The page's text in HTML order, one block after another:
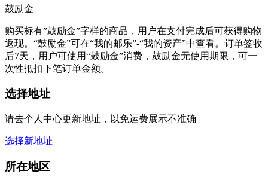
鼓励金
购买标有”鼓励金”字样的商品，用户在支付完成后可获得购物
返现。“鼓励金”可在“我的邮乐”-“我的资产”中查看。订单签收
后7天，用户可使用“鼓励金”消费，鼓励金无使用期限，可一
次性抵扣下笔订单金额。
选择地址
请去个人中心更新地址，以免运费展示不准确
选择新地址
所在地区